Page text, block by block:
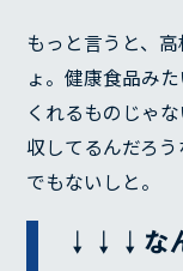
もっと言うと、
ょ。健康食品み
くれるものじゃ
収してるんだろ
でもないしと。
↓↓↓なん